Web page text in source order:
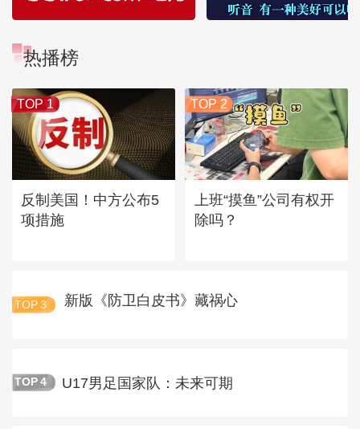
热播榜
TOP 1
反制美国！中方公布5
项措施
TOP 2
上班“摸鱼”公司有权开
除吗？
TOP 3 新版《防卫白皮书》藏祸心
TOP 4 U17男足国家队：未来可期